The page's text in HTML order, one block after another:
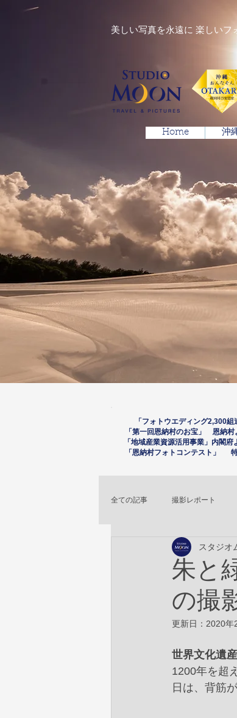
美しい写真を永遠に 楽しいフ
Home 沖
「フォトウエディング2,300
「第一回恩納村のお宝」 恩納村
「 地域産業資源活用事業」内閣府
「恩納村フォトコンテスト」
全ての記事 撮影レポート
朱と
の撮
スタジオ
更新日： 2020年
世界文化遺
1200年を超
日は、背筋